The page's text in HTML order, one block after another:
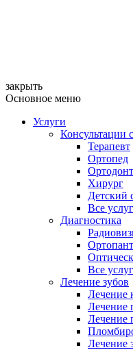
закрыть
Основное меню
Услуги
Консультации
Терапевт
Ортопед
Ортодонт
Хирург
Детский
Все
Диагностика
Все
Лечение зубов
Лечение
Лечение
Лечение
Лечение